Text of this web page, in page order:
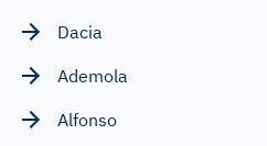
Dacia
Ademola
Alfonso